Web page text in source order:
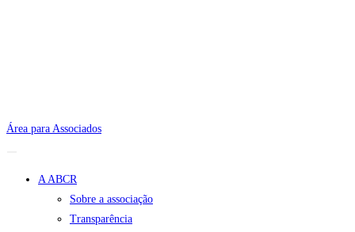
Área para Associados
A ABCR
Sobre a associação
Transparência